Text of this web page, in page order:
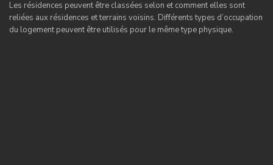
Les résidences peuvent être classées selon et comment elles sont
reliées aux résidences et terrains voisins. Différents types d’occupation
du logement peuvent être utilisés pour le même type physique.